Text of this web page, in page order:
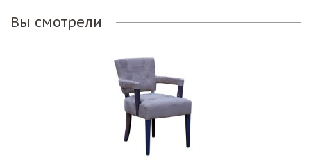
Вы смотрели